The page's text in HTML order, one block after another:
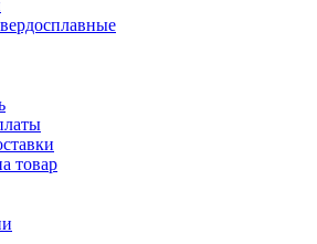
товар